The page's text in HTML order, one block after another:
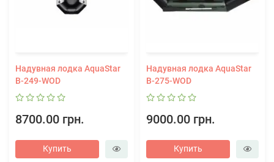
Надувная лодка AquaStar
В-249-WOD
8700.00 грн.
Купить
Надувная лодка AquaStar
В-275-WOD
9000.00 грн.
Купить